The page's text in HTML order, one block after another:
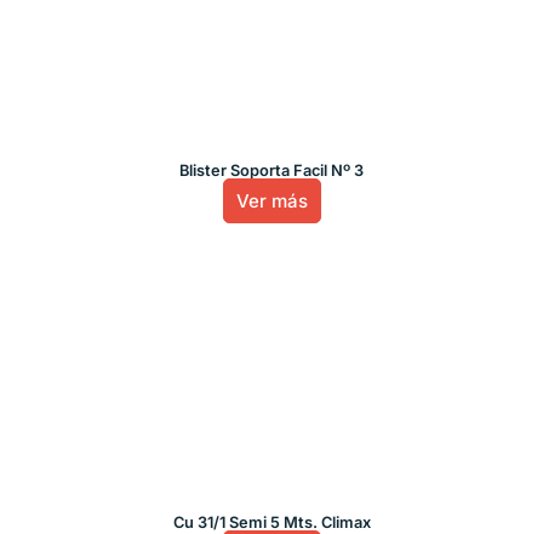
Blister Soporta Facil Nº 3
Ver más
Cu 31/1 Semi 5 Mts. Climax